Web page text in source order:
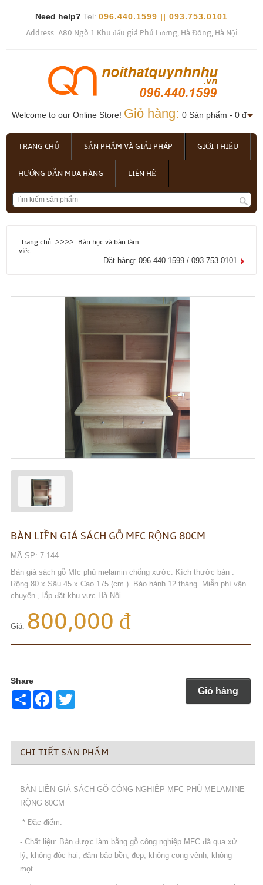
Need help? Tel: 096.440.1599 || 093.753.0101
Address: A80 Ngõ 1 Khu đấu giá Phú Lương, Hà Đông, Hà Nội
Welcome to our Online Store! Giỏ hàng: 0 Sản phẩm - 0 đ
TRANG CHỦ SẢN PHẨM VÀ GIẢI PHÁP GIỚI THIỆU
HƯỚNG DẪN MUA HÀNG LIÊN HỆ
Trang chủ >>>>
Bàn học và bàn làm
việc
Đặt hàng: 096.440.1599 / 093.753.0101
BÀN LIỀN GIÁ SÁCH GỖ MFC RỘNG 80CM
MÃ SP: 7-144
Bàn giá sách gỗ Mfc phủ melamin chống xước. Kích thước bàn :
Rộng 80 x Sâu 45 x Cao 175 (cm ). Bảo hành 12 tháng. Miễn phí vận
chuyển , lắp đặt khu vực Hà Nội
Giá: 800,000 đ
Share
Share Twitter Giỏ hàng
CHI TIẾT SẢN PHẨM
BÀN LIỀN GIÁ SÁCH GỖ CÔNG NGHIỆP MFC PHỦ MELAMINE
RỘNG 80CM
* Đặc điểm:
- Chất liệu: Bàn được làm bằng gỗ công nghiệp MFC đã qua xử
lý, không độc hại, đảm bảo bền, đẹp, không cong vênh, không
mọt